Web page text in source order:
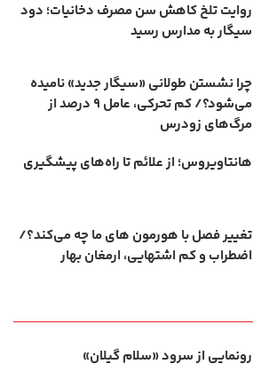
روایت تلخ کاهش سن مصرف دخانیات؛ دود
سیگار به مدارس رسید
چرا نشستن طولانی «سیگار جدید» نامیده
می‌شود؟/ کم‌ تحرکی، عامل ۹ درصد از
مرگ‌های زودرس
هانتاویروس؛ از علائم تا راه‌های پیشگیری
تغییر فصل با هورمون‌ های ما چه می‌کند؟/
اضطراب و کم‌ اشتهایی، ارمغان بهار
رونمایی از سرود «سلام گیلان»